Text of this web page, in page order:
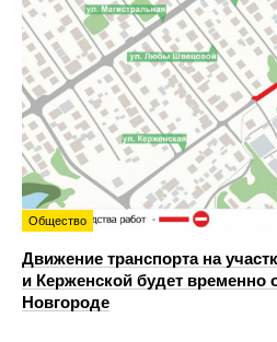
Общество
Движение транспорта на
и Керженской будет временно
Новгороде